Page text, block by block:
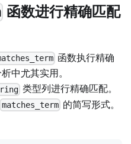
函数进行精确匹配
函数执行精确
中尤其实用。
类型列进行精确匹配。
matches_term的简写形式。